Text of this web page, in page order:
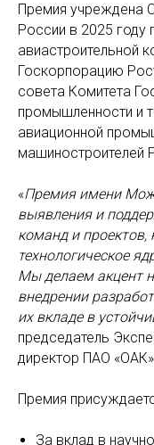
Премия учреждена
России в 2025 году
авиастроительной
Госкорпорацию
совета Комитета
промышленности и
авиационной
машиностроителей
«Премия имени
выявления и
команд и
технологическое
Мы делаем акцент
внедрении
их вкладе в
председатель
директор ПАО «ОАК»
Премия
За вклад в